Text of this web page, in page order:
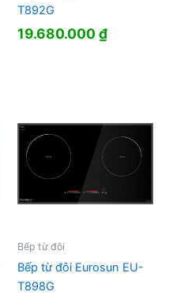
₫.
T892G
19.680.000₫
Bếp từ đôi
Bếp từ đôi Eurosun EU-
T898G